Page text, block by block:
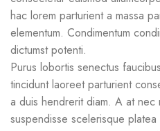
hac lorem parturient a massa
elementum. Condimentum
dictumst potenti.
Purus lobortis senectus
tincidunt laoreet parturient
a duis hendrerit diam. A at nec
suspendisse scelerisque